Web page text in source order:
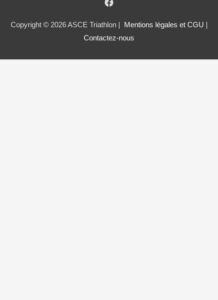
Copyright © 2026 ASCE Triathlon | Mentions légales et CGU
Contactez-nous